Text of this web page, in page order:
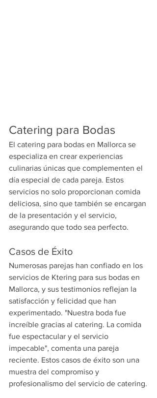
Catering para Bodas
El catering para bodas en Mallorca se
especializa en crear experiencias
culinarias únicas que complementen el
día especial de cada pareja. Estos
servicios no solo proporcionan comida
deliciosa, sino que también se encargan
de la presentación y el servicio,
asegurando que todo sea perfecto.
Casos de Éxito
Numerosas parejas han confiado en los
servicios de Ktering para sus bodas en
Mallorca, y sus testimonios reflejan la
satisfacción y felicidad que han
experimentado. "Nuestra boda fue
increíble gracias al catering. La comida
fue espectacular y el servicio
impecable", comenta una pareja
reciente. Estos casos de éxito son una
muestra del compromiso y
profesionalismo del servicio de catering.